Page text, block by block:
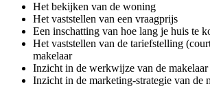
Het bekijken van de woning
Het vaststellen van een vraagprijs
Een inschatting van hoe lang je huis te
Het vaststellen van de tariefstelling
makelaar
Inzicht in de werkwijze van de makelaar
Inzicht in de marketing-strategie van de